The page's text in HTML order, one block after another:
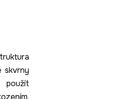
skvrny
použít